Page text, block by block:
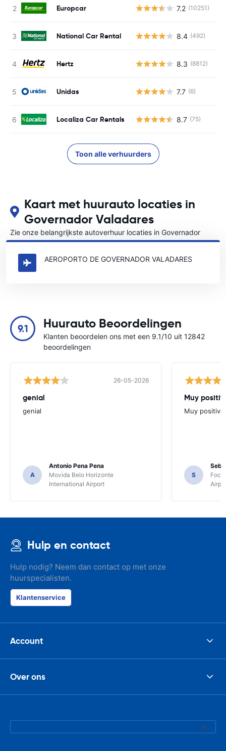
Europcar 7.2 (10251)
National Car Rental 8.4 (492)
Hertz 8.3 (8812)
Unidas 7.7 (6)
Localiza Car Rentals 8.7 (75)
Toon alle verhuurders
Kaart met huurauto locaties in
Governador Valadares
Zie onze belangrijkste autoverhuur locaties in Governador
Valadares
AEROPORTO DE GOVERNADOR VALADARES
9.1 Huurauto Beoordelingen
Klanten beoordelen ons met een 9.1/10 uit 12842
beoordelingen
26-05-2026
genial
genial
A
Antonio Pena Pena
Movida Belo Horizonte
International Airport
Muy
Muy positiva
S
Foco
Hulp en contact
Hulp nodig? Neem dan contact op met onze
huurspecialisten.
Klantenservice
Account
Over ons